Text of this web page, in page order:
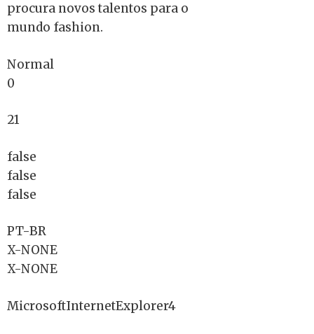
procura novos talentos para o
mundo fashion.
Normal
0
21
false
false
false
PT-BR
X-NONE
X-NONE
MicrosoftInternetExplorer4